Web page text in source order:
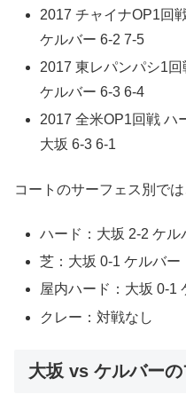
2017 チャイナOP1回
ケルバー 6-2 7-5
2017 東レパンパシ1回
ケルバー 6-3 6-4
2017 全米OP1回戦 ハ
大坂 6-3 6-1
コートのサーフェス別では
ハード：大坂 2-2 ケル
芝：大坂 0-1 ケルバー
屋内ハード：大坂 0-1
クレー：対戦なし
大坂 vs ケルバー